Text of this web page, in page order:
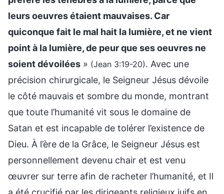
leurs oeuvres étaient mauvaises. Car
quiconque fait le mal hait la lumière, et ne vient
point à la lumière, de peur que ses oeuvres ne
soient dévoilées » (Jean 3:19-20). Avec une
précision chirurgicale, le Seigneur Jésus dévoile
le côté mauvais et sombre du monde, montrant
que toute l’humanité vit sous le domaine de
Satan et est incapable de tolérer l’existence de
Dieu. À l’ère de la Grâce, le Seigneur Jésus est
personnellement devenu chair et est venu
œuvrer sur terre afin de racheter l’humanité, et Il